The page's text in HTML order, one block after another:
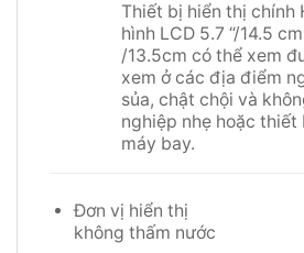
Thiết bị hiển thị chính
hình LCD 5.7 “/14.5
/13.5cm có thể xem
xem ở các địa điểm
sủa, chật chội và
nghiệp nhẹ hoặc thiết
máy bay.
Đơn vị hiển thị
không thấm nước